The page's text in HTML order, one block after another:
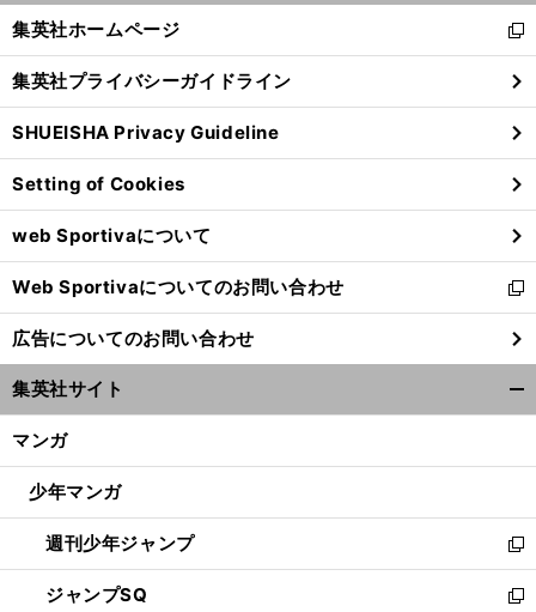
閉
る
集英社ホームページ
新
し
い
ウ
ィ
ン
ド
ウ
で
開
く
集英社プライバシーガイドライン
SHUEISHA Privacy Guideline
Setting of Cookies
web Sportivaについて
Web Sportivaについてのお問い合わせ
新
し
い
ウ
ィ
ン
ウ
開
く
広告についてのお問い合わせ
集英社サイト
マンガ
少年マンガ
週刊少年ジャンプ
新
し
い
ジャンプSQ
新